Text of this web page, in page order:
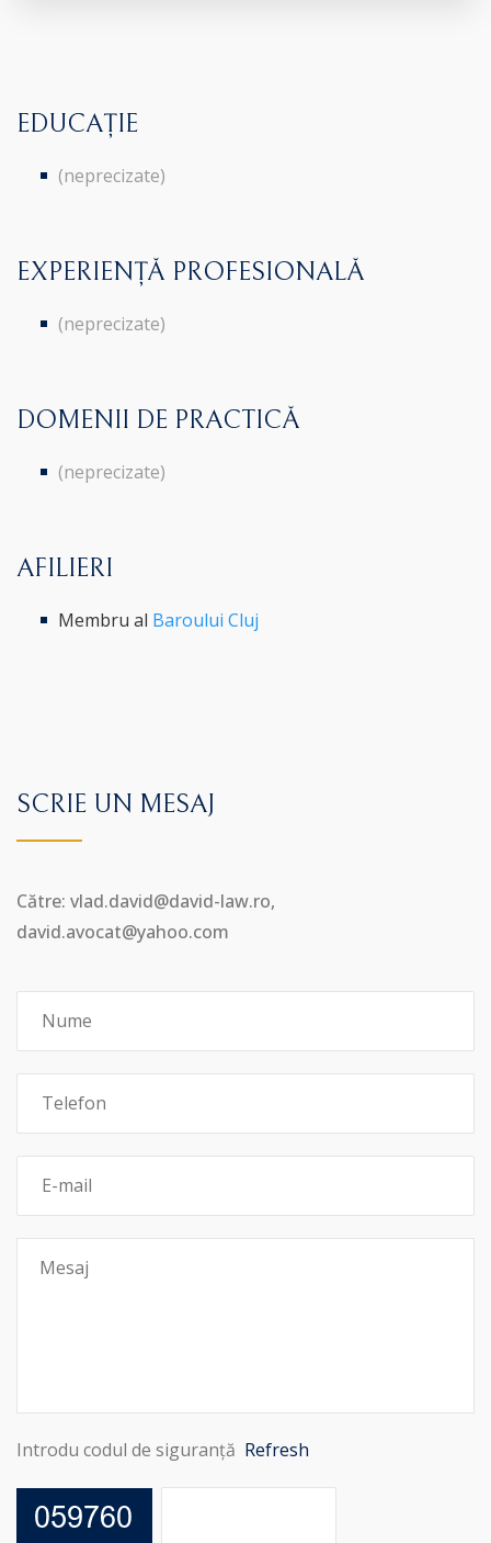
EDUCAȚIE
(neprecizate)
EXPERIENȚĂ PROFESIONALĂ
(neprecizate)
DOMENII DE PRACTICĂ
(neprecizate)
AFILIERI
Membru al Baroului Cluj
SCRIE UN MESAJ
Către: vlad.david@david-law.ro,
david.avocat@yahoo.com
Introdu codul de siguranță Refresh